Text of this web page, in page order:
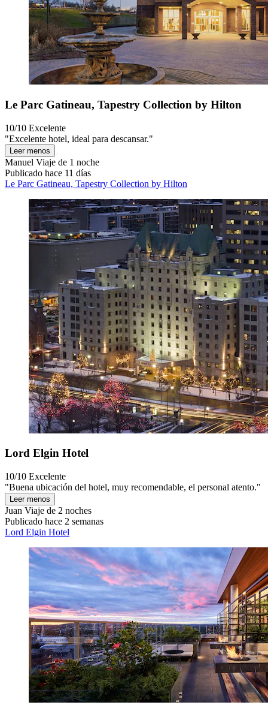
Le Parc Gatineau, Tapestry Collection by Hilton
10/10 Excelente
"Excelente hotel, ideal para descansar."
Leer menos
Manuel Viaje de 1 noche
Publicado hace 11 días
Le Parc Gatineau, Tapestry Collection by Hilton
Lord Elgin Hotel
10/10 Excelente
"Buena ubicación del hotel, muy recomendable, el personal atento."
Leer menos
Juan Viaje de 2 noches
Publicado hace 2 semanas
Lord Elgin Hotel